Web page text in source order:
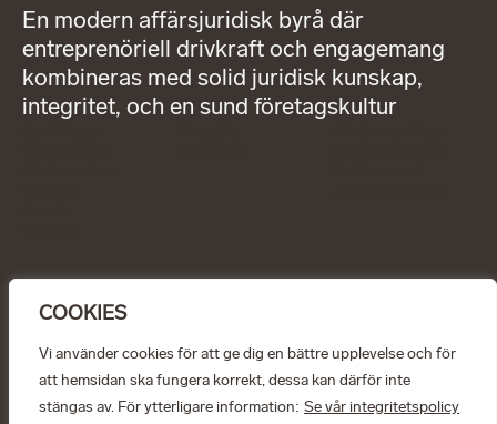
COOKIES
Vi använder cookies för att ge dig en bättre upplevelse och för
att hemsidan ska fungera korrekt, dessa kan därför inte
stängas av. För ytterligare information: Se vår integritetspolicy
En modern affärsjuridisk byrå där
entreprenöriell drivkraft och engagemang
kombineras med solid juridisk kunskap,
integritet, och en sund företagskultur
+46 (0)722 11 65 15
SE–111 45 Stockholm